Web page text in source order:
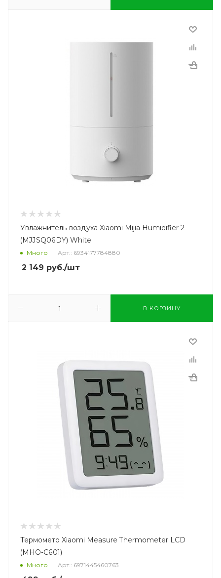
Увлажнитель воздуха Xiaomi Mijia Humidifier 2
(MJJSQ06DY) White
Много Арт.: 6934177784880
2 149 руб./шт
В КОРЗИНУ
Термометр Xiaomi Measure Thermometer LCD
(MHO-C601)
Много Арт.: 6971445460763